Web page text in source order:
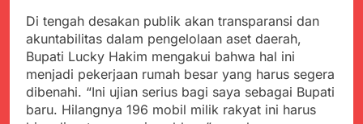
Lapangan Temui Warga
Desa Paseraman yang
Lumpuh dan Hidup
Sebatang Kara
Agustus 3, 2026
Poktan Kadupugur
Laksanakan Program
Oplah Non Rawa dan
PJIT 2026, Dukung
Ketersediaan Air Irigasi
bagi Petani
Agustus 2, 2026
Di tengah desakan publik akan transparansi dan
akuntabilitas dalam pengelolaan aset daerah,
Bupati Lucky Hakim mengakui bahwa hal ini
menjadi pekerjaan rumah besar yang harus segera
dibenahi. “Ini ujian serius bagi saya sebagai Bupati
baru. Hilangnya 196 mobil milik rakyat ini harus